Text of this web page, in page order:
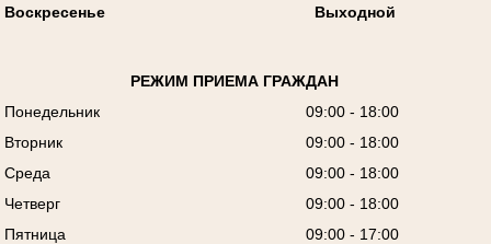
Воскресенье Выходной
РЕЖИМ ПРИЕМА ГРАЖДАН
Понедельник
09:00 - 18:00
Вторник
09:00 - 18:00
Среда
09:00 - 18:00
Четверг
09:00 - 18:00
Пятница
09:00 - 17:00